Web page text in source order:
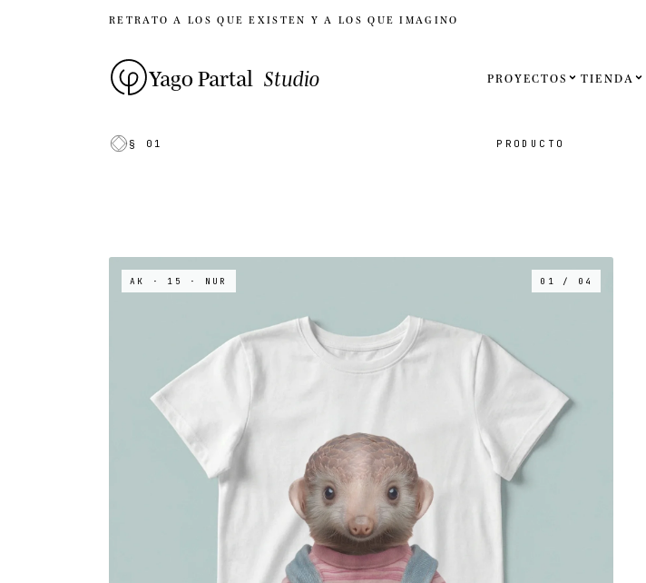
RETRATO A LOS QUE EXISTEN Y A LOS QUE IMAGINO
Yago Partal Studio PROYECTOS TIENDA
§ 01 PRODUCTO
AK · 15 · NUR 01 / 04